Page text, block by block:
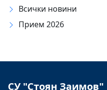
Всички новини
Прием 2026
СУ "Стоян Заимов"